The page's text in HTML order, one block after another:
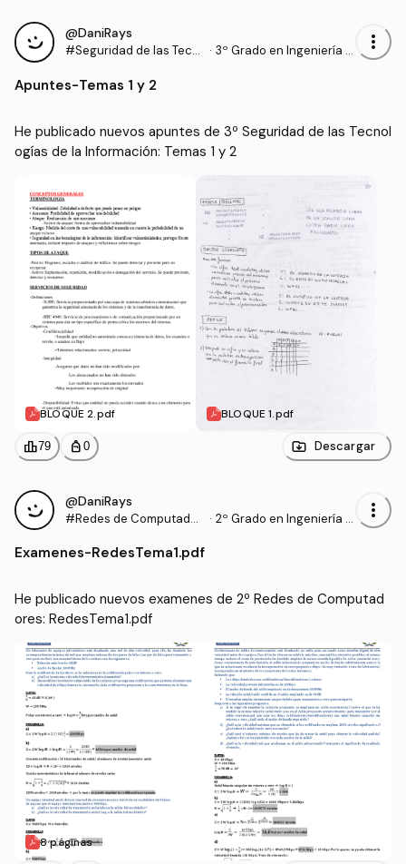
@DaniRays
#Seguridad de las Tecn
n
· 3º Grado en Ingeniería In
more_vert
Apuntes-Temas 1 y 2
He publicado nuevos apuntes de 3º Seguridad de las Tecnol
ogías de la Información: Temas 1 y 2
BLOQUE 2.pdf BLOQUE 1.pdf
leaderboard79 personal_bag 0 Descargar
@DaniRays
#Redes de Computador
· 2º Grado en Ingeniería In
more_vert
Examenes-RedesTema1.pdf
He publicado nuevos examenes de 2º Redes de Computad
ores: RedesTema1.pdf
8 páginas